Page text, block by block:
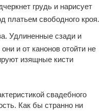
грудь и нарисует
платьем свободного кроя.
Удлиненные сзади и
и от канонов отойти не
изящные кисти
свадебного
Как бы странно ни